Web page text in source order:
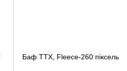
Баф ТТХ, Fleece-260 піксель